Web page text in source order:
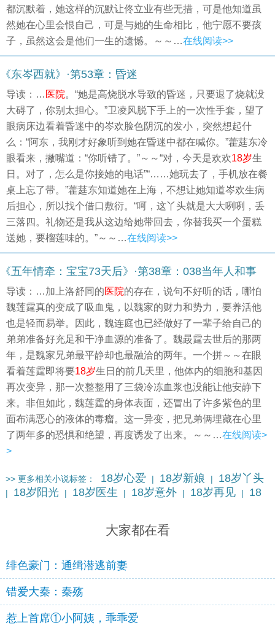
都沉默着，她这样的沉默让佟立业有些无措，可是他知道虽
然她在心里会恨自己，可是与她的生命相比，他宁愿不要孩
子，虽然这会是他们一生的遗憾。～～…在线阅读>>
《东岑西就》·第53章：昏迷
导读：… 医院。“她是高烧脱水导致的昏迷，只要退了烧就没
大碍了，你别太担心。”卫凌风脱下手上的一次性手套，望了
眼病床边看着昏迷中的岑欢脸色阴沉的发小，突然想起什
么：“阿东，我刚才好象听到她在昏迷中都在喊你。”藿莛东冷
眼看来，撇嘴道：“你听错了。”～～“对，今天是欢欢18岁生
日。对了，怎么是你接她的电话”“……她玩去了，手机放在餐
桌上忘了带。”藿莛东知道她在上海，不想让她知道岑欢生病
后担心，所以找个借口敷衍。“呵，这丫头就是大大咧咧，丢
三落四。礼物还是我从这边给她带回去，你替我买一个蛋糕
送她，要榴莲味的。”～～…在线阅读>>
《五年情牵：宝宝73天后》·第38章：038当年人和事
导读：…加上洛舒同的医院的存在，说句不好听的话，哪怕
魏莲霆真的变成了吸血鬼，以魏家的财力和势力，要养活他
也是轻而易举。因此，魏连庭也已经做好了一辈子给自己的
弟弟准备好充足和干净血源的准备了。魏晸霆去世后的那两
年，是魏家兄弟最平静却也最融洽的两年。一个拼～～在眼
看着莲霆即将要18岁生日的前几天里，他体内的细胞和基因
再次变异，那一次整整用了三袋冷冻血浆也没能让他安静下
来。非但如此，魏莲霆的身体表面，还冒出了许多紫色的里
面布满恶心的液体的毒瘤。这一异变，把兄弟俩埋藏在心里
了两年多的恐惧和绝望，再度诱发了出来。～～…在线阅读>
>
>> 更多相关小说标签： 18岁心爱 | 18岁新娘 | 18岁丫头
| 18岁阳光 | 18岁医生 | 18岁意外 | 18岁再见 |
18
大家都在看
绯色豪门：通缉潜逃前妻
错爱大秦：秦殇
惹上首席①小阿姨，乖乖爱